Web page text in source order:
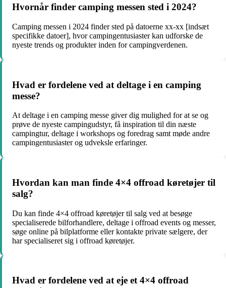
Hvornår finder camping messen sted i 2024?
Camping messen i 2024 finder sted på datoerne xx-xx [indsæt
specifikke datoer], hvor campingentusiaster kan udforske de
nyeste trends og produkter inden for campingverdenen.
Hvad er fordelene ved at deltage i en camping
messe?
At deltage i en camping messe giver dig mulighed for at se og
prøve de nyeste campingudstyr, få inspiration til din næste
campingtur, deltage i workshops og foredrag samt møde andre
campingentusiaster og udveksle erfaringer.
Hvordan kan man finde 4×4 offroad køretøjer til
salg?
Du kan finde 4×4 offroad køretøjer til salg ved at besøge
specialiserede bilforhandlere, deltage i offroad events og messer,
søge online på bilplatforme eller kontakte private sælgere, der
har specialiseret sig i offroad køretøjer.
Hvad er fordelene ved at eje et 4×4 offroad